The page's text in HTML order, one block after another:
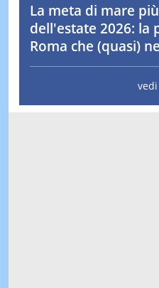
La meta di mare
dell'estate 2026: la
Roma che (quasi)